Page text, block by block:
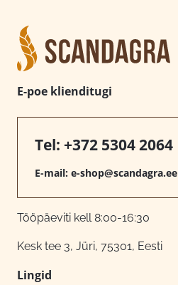
E-poe klienditugi
Tel: +372 5304 2064
E-mail: e-shop@scandagra.ee
Tööpäeviti kell 8:00-16:30
Kesk tee 3, Jüri, 75301, Eesti
Lingid